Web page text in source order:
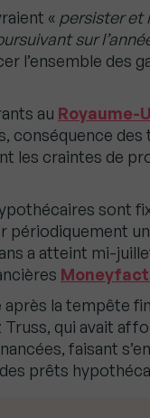
« persister et
sur
l’ensemble des
au Royaume-
conséquence des
les craintes de
sont
périodiquement
a atteint mi-
la tempête
qui avait
faisant
prêts